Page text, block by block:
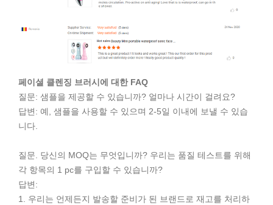
페이셜 클렌징 브러시에 대한 FAQ
질문: 샘플을 제공할 수 있습니까? 얼마나 시간이 걸려요?
답변: 예, 샘플을 사용할 수 있으며 2-5일 이내에 보낼 수 있습
니다.
질문. 당신의 MOQ는 무엇입니까? 우리는 품질 테스트를 위해
각 항목의 1 pc를 구입할 수 있습니까?
답변:
1. 우리는 언제든지 발송할 준비가 된 브랜드로 재고를 처리하